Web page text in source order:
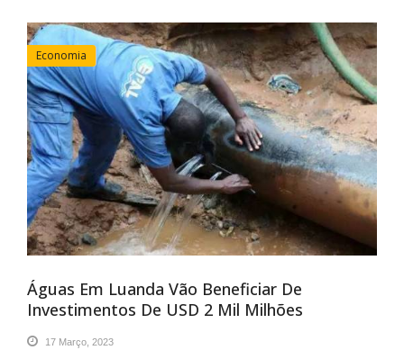
Economia
Águas Em Luanda Vão Beneficiar De
Investimentos De USD 2 Mil Milhões
17 Março, 2023